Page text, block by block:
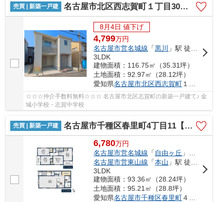
売買 | 新築一戸建 名古屋市北区西志賀町１丁目30【仲介手数料無料】新築一戸建て 1号棟
8月4日 値下げ
4,799万円
名古屋市営名城線 「黒川
」駅 徒歩14分
3LDK
建物面積：116.75㎡（35.31坪）
土地面積：92.97㎡（28.12坪）
愛知県名古屋市北区西志賀町 １丁目30
☆☆☆仲介手数料無料☆☆☆ 名古屋市北区志賀町の新築一戸建て♪ 金
城小学校・志賀中学校
売買 | 新築一戸建 名古屋市千種区春里町4丁目11【仲介手数料無料】新築一戸建て 1号棟
6,780万円
名古屋市営名城線 「自由ヶ丘 」駅 徒歩9分
名古屋市営東山線 「本山 」駅 徒歩10分
3LDK
建物面積：93.36㎡（28.24坪）
土地面積：95.21㎡（28.8坪）
愛知県名古屋市千種区春里町４丁目11